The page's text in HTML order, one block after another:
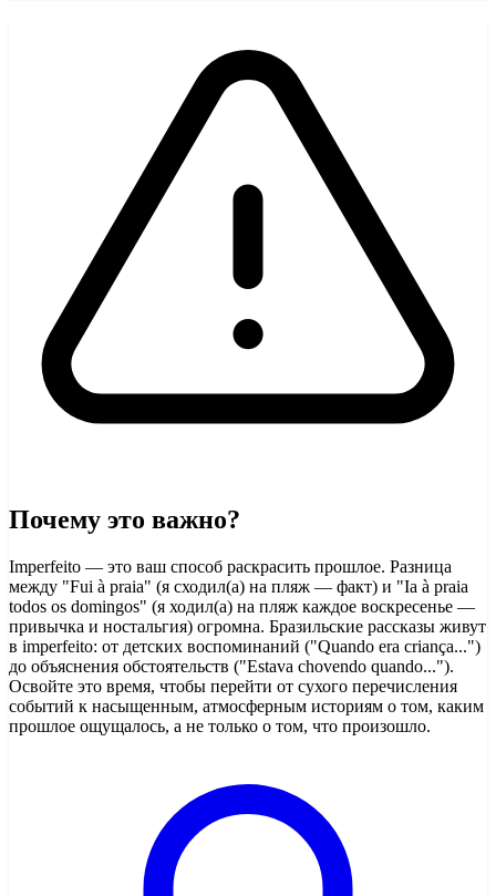
Почему это важно?
Imperfeito — это ваш способ раскрасить прошлое. Разница
между "Fui à praia" (я сходил(а) на пляж — факт) и "Ia à praia
todos os domingos" (я ходил(а) на пляж каждое воскресенье —
привычка и ностальгия) огромна. Бразильские рассказы живут
в imperfeito: от детских воспоминаний ("Quando era criança...")
до объяснения обстоятельств ("Estava chovendo quando...").
Освойте это время, чтобы перейти от сухого перечисления
событий к насыщенным, атмосферным историям о том, каким
прошлое ощущалось, а не только о том, что произошло.